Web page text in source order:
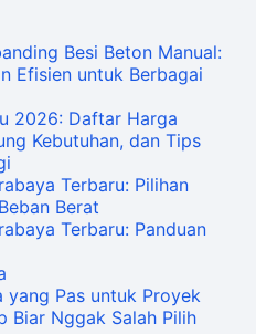
Besi Beton Manual:
Efisien untuk Berbagai
2026: Daftar Harga
Kebutuhan, dan Tips
Terbaru: Pilihan
Berat
Terbaru: Panduan
yang Pas untuk Proyek
Biar Nggak Salah Pilih